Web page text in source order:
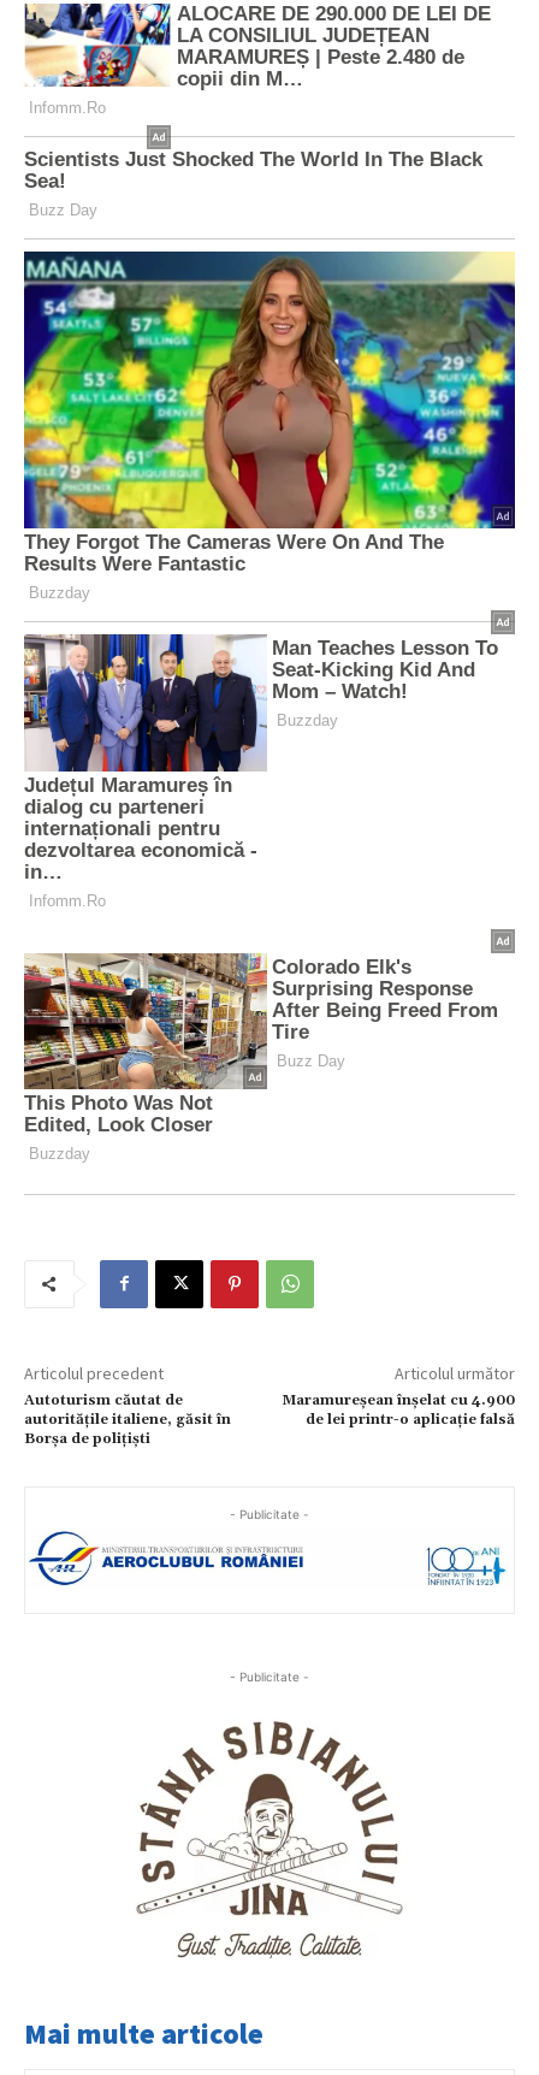
Articolul precedent
Autoturism căutat de
autoritățile italiene, găsit în
Borșa de polițiști
Articolul următor
Maramureșean înșelat cu 4.900
de lei printr-o aplicație falsă
- Publicitate -
- Publicitate -
Mai multe articole